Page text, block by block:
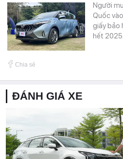
Người
Quốc
giấy bảo
hết
Chia sẻ
ĐÁNH GIÁ XE